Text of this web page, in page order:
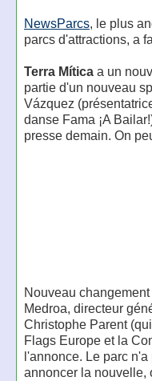
NewsParcs, le plus
parcs d'attractions, a
Terra Míticaa un
partie d'un nouveau
Vázquez
danse Fama ¡A
presse demain. On
Nouveau
Medroa, directeur
Christophe Parent
Flags Europe et la
l'annonce. Le parc
annoncer la nouvelle,